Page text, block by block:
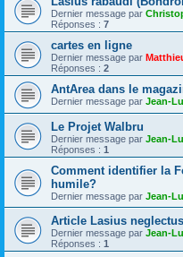
Dernier message par
Réponses : 7
cartes en ligne
Dernier message par
Réponses : 2
AntArea dans le
Dernier message par Jean-
Le Projet Walbru
Dernier message par Jean-
Réponses : 1
Comment identifier la
humile?
Dernier message par Jean-
Article Lasius neglectus
Dernier message par Jean-
Réponses : 1